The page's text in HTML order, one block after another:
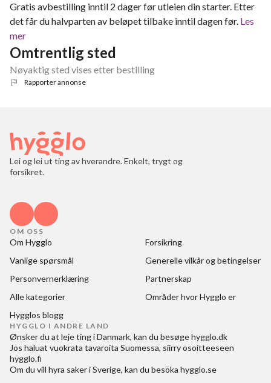
Gratis avbestilling inntil 2 dager før utleien din starter. Etter
det får du halvparten av beløpet tilbake inntil dagen før. Les
mer
Omtrentlig sted
Nøyaktig sted vises etter bestilling
Rapporter annonse
Lei og lei ut ting av hverandre. Enkelt, trygt og
forsikret.
OM OSS
Om Hygglo
Forsikring
Vanlige spørsmål
Generelle vilkår og betingelser
Personvernerklæring
Partnerskap
Alle kategorier
Områder hvor Hygglo er
Hygglos blogg
HYGGLO I ANDRE LAND
Ønsker du at leje ting i Danmark, kan du besøgehygglo.dk
Jos haluat vuokrata tavaroita Suomessa, siirry osoitteeseen
hygglo.fi
Om du vill hyra saker i Sverige, kan du besöka hygglo.se